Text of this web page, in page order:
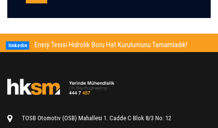
linkedin Enerji Tesisi Hidrolik Boru Hat Kurulumunu Tamamladık!
TOSB Otomotiv (OSB) Mahallesi 1. Cadde C Blok 8/3 No: 12